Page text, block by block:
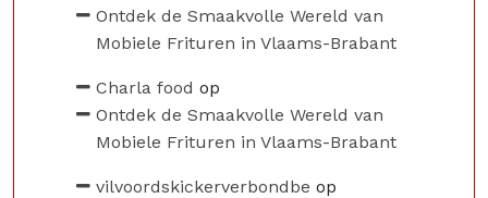
Ontdek de Smaakvolle Wereld van
Mobiele Frituren in Vlaams-Brabant
Charla food op
Ontdek de Smaakvolle Wereld van
Mobiele Frituren in Vlaams-Brabant
vilvoordskickerverbondbe op